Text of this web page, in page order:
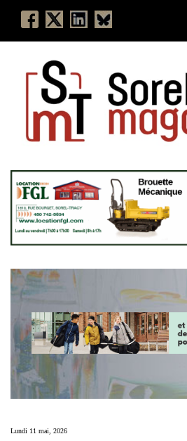
Lundi 11 mai, 2026